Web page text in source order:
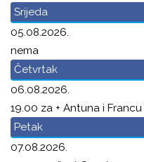
Srijeda
05.08.2026.
nema
Četvrtak
06.08.2026.
19.00 za + Antuna i
Petak
07.08.2026.